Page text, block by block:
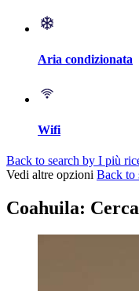
Aria condizionata
Wifi
Back to search by I più
Vedi altre opzioni Back to
Coahuila: